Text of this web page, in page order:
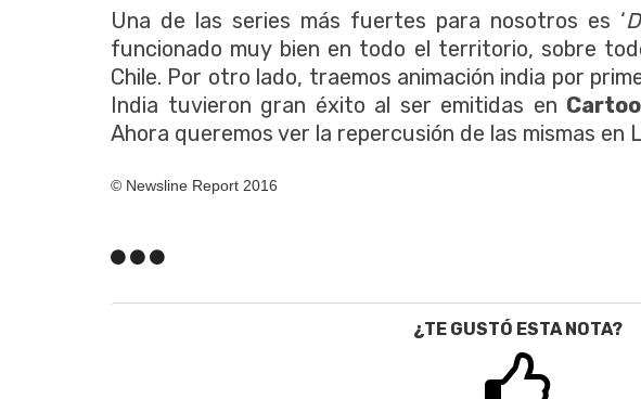
Una de las series más fuertes para nosotros es ‘
funcionado muy bien en todo el territorio, sobre
Chile. Por otro lado, traemos animación india por
India tuvieron gran éxito al ser emitidas en
Ahora queremos ver la repercusión de las mismas en
© Newsline Report 2016
¿TE GUSTÓ ESTA NOTA?